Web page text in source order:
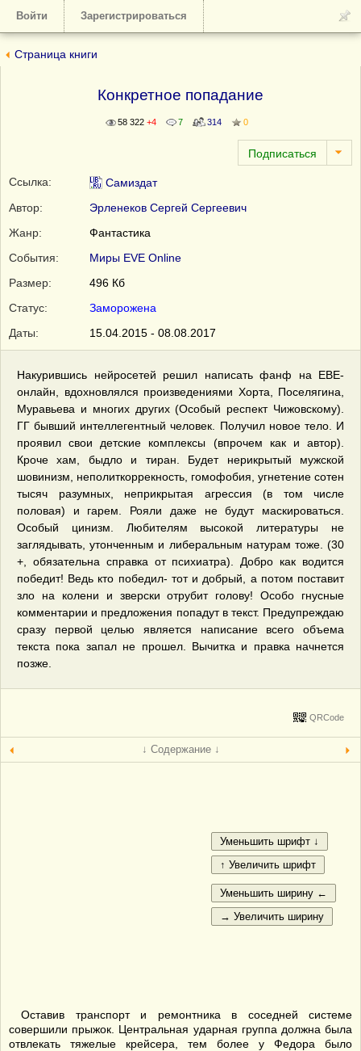
Войти Зарегистрироваться
Страница книги
Конкретное попадание
58 322 +4 7 314 0
Ссылка:
Самиздат
Автор:
Эрленеков Сергей Сергеевич
Жанр:
Фантастика
События:
Миры EVE Online
Размер:
496 Кб
Статус:
Заморожена
Даты:
15.04.2015 - 08.08.2017
Накурившись нейросетей решил написать фанф на ЕВЕ-
онлайн, вдохновлялся произведениями Хорта, Поселягина,
Муравьева и многих других (Особый респект Чижовскому).
ГГ бывший интеллегентный человек. Получил новое тело. И
проявил свои детские комплексы (впрочем как и автор).
Кроче хам, быдло и тиран. Будет нерикрытый мужской
шовинизм, неполиткоррекность, гомофобия, угнетение сотен
тысяч разумных, неприкрытая агрессия (в том числе
половая) и гарем. Рояли даже не будут маскироваться.
Особый цинизм. Любителям высокой литературы не
заглядывать, утонченным и либеральным натурам тоже. (30
+, обязательна справка от психиатра). Добро как водится
победит! Ведь кто победил- тот и добрый, а потом поставит
зло на колени и зверски отрубит голову! Особо гнусные
комментарии и предложения попадут в текст. Предупреждаю
сразу первой целью является написание всего объема
текста пока запал не прошел. Вычитка и правка начнется
позже.
QRCode
↓ Содержание ↓
Оставив транспорт и ремонтника в соседней системе
совершили прыжок. Центральная ударная группа должна была
отвлекать тяжелые крейсера, тем более у Федора было